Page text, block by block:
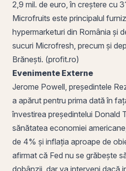
2,9 mil. de euro, în creștere cu
Microfruits este principalul
hypermarketuri din România și
sucuri Microfresh, precum și
Brănești. (profit.ro)
Evenimente Externe
Jerome Powell, președintele
a apărut pentru prima dată în
învestirea președintelui Donald
sănătatea economiei
de 4% și inflația aproape de
afirmat că Fed nu se grăbește
dobânzii, dar va interveni dacă